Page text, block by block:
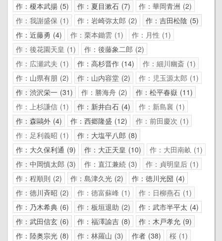
作：榎本武揚 5 作：夏目漱石 7 作：華岡青洲 2
作：我謝盛保 1 作：岩崎弥太郎 2 作：吉田松陰 5
作：近藤勇 4 作：栗本鋤雲 1 作：月性 1
作：後花園天皇
1 作：後藤象二郎 2
作：広瀬武夫 1 作：高杉晋作 14 作：細川幽斎 1
作：山県有朋 2 作：山内容堂 2 作：児玉源太郎 1
作：渋沢栄一 31 作：勝海舟 2 作：松平春嶽 11
作：上杉謙信 1 作：新井白石 4 作：新島襄 1
作：森鷗外 4 作：西郷隆盛 12 作：前田慶次 1
作：足利義昭 1 作：大塩平八郎 8
作：大久保利通 9 作：大正天皇 10 作：大田南畝
1
作：中岡慎太郎 3 作：直江兼続 3 作：貞明皇后 1
作：程順則 2 作：島津久光 2 作：徳川光圀 4
作：徳川斉昭 2 作：徳富蘇峰 1 作：日柳燕石 1
作：乃木希典 6 作：板垣退助 2 作：武市半平太 4
作：武田信玄 6 作：福澤諭吉 8 作：木戸孝允 9
作：陸奥宗光 8 作：林羅山 3 作者 38 桜 1